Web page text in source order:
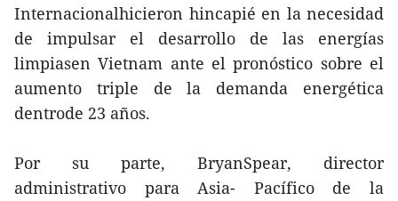
Internacionalhicieron hincapié en la necesidad
de impulsar el desarrollo de las energías
limpiasen Vietnam ante el pronóstico sobre el
aumento triple de la demanda energética
dentrode 23 años.
Por su parte, BryanSpear, director
administrativo para Asia- Pacífico de la